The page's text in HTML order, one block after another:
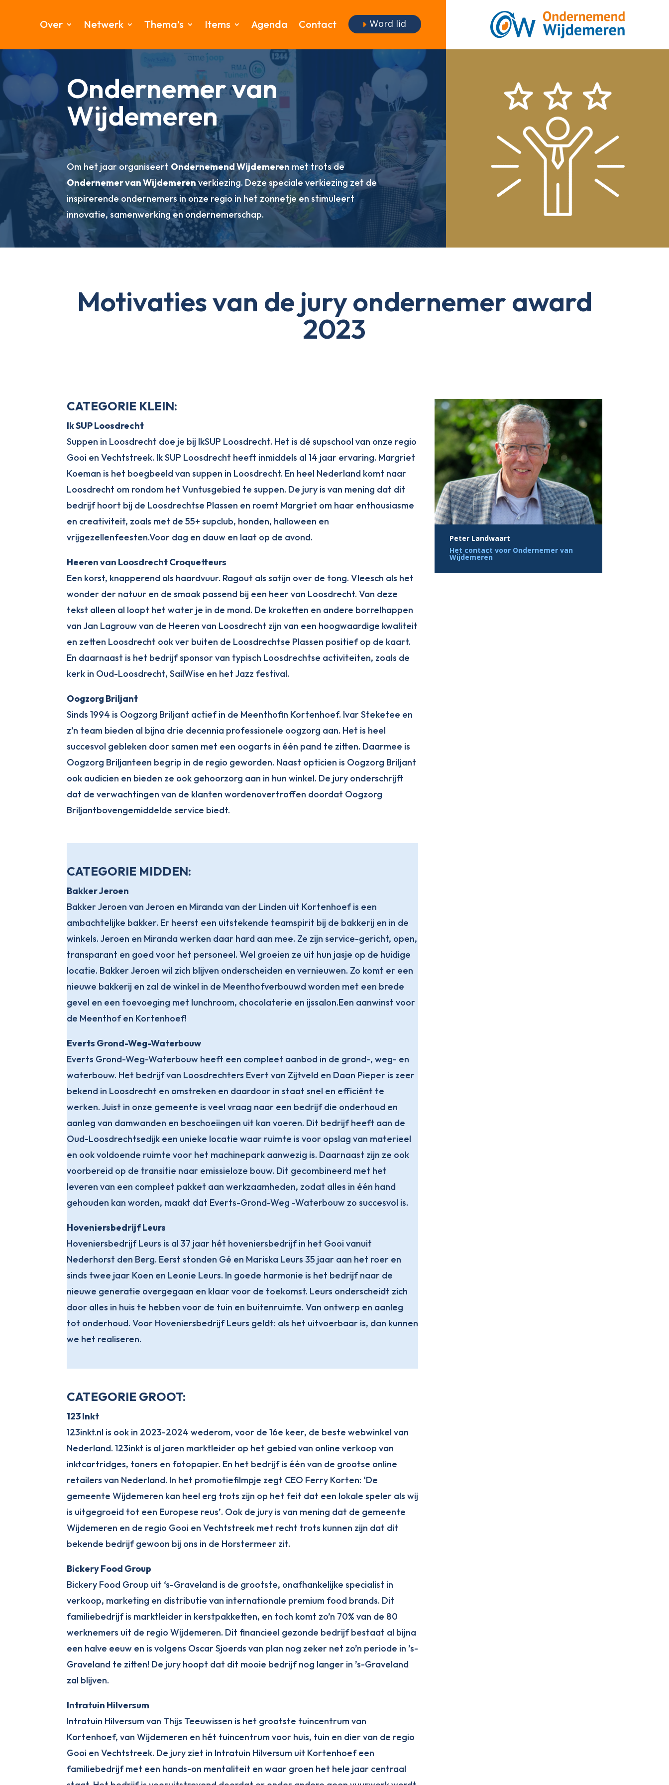
Over Netwerk Thema’s Items Agenda Contact Word lid
Ondernemer van
Wijdemeren
Om het jaar organiseert Ondernemend Wijdemeren met trots de
Ondernemer van Wijdemerenverkiezing. Deze speciale verkiezing zet de
inspirerende ondernemers in onze regio in het zonnetje en stimuleert
innovatie, samenwerking en ondernemerschap.
Motivaties van de jury ondernemer award
2023
CATEGORIE KLEIN:
Ik SUP Loosdrecht
Suppen in Loosdrecht doe je bij IkSUP Loosdrecht. Het is dé supschool van onze regio
Gooi en Vechtstreek. Ik SUP Loosdrecht heeft inmiddels al 14 jaar ervaring. Margriet
Koeman is het boegbeeld van suppen in Loosdrecht. En heel Nederland komt naar
Loosdrecht om rondom het Vuntusgebied te suppen. De jury is van mening dat dit
bedrijf hoort bij de Loosdrechtse Plassen en roemt Margriet om haar enthousiasme
en creativiteit, zoals met de 55+ supclub, honden, halloween en
vrijgezellenfeesten.Voor dag en dauw en laat op de avond.
Heeren van Loosdrecht Croquetteurs
Een korst, knapperend als haardvuur. Ragout als satijn over de tong. Vleesch als het
wonder der natuur en de smaak passend bij een heer van Loosdrecht. Van deze
tekst alleen al loopt het water je in de mond. De kroketten en andere borrelhappen
van Jan Lagrouw van de Heeren van Loosdrecht zijn van een hoogwaardige kwaliteit
en zetten Loosdrecht ook ver buiten de Loosdrechtse Plassen positief op de kaart.
En daarnaast is het bedrijf sponsor van typisch Loosdrechtse activiteiten, zoals de
kerk in Oud-Loosdrecht, SailWise en het Jazz festival.
Oogzorg Briljant
Sinds 1994 is Oogzorg Briljant actief in de Meenthofin Kortenhoef. Ivar Steketee en
z’n team bieden al bijna drie decennia professionele oogzorg aan. Het is heel
succesvol gebleken door samen met een oogarts in één pand te zitten. Daarmee is
Oogzorg Briljanteen begrip in de regio geworden. Naast opticien is Oogzorg Briljant
ook audicien en bieden ze ook gehoorzorg aan in hun winkel. De jury onderschrijft
dat de verwachtingen van de klanten wordenovertroffen doordat Oogzorg
Briljantbovengemiddelde service biedt.
CATEGORIE MIDDEN:
Bakker Jeroen
Bakker Jeroen van Jeroen en Miranda van der Linden uit Kortenhoef is een
ambachtelijke bakker. Er heerst een uitstekende teamspirit bij de bakkerij en in de
winkels. Jeroen en Miranda werken daar hard aan mee. Ze zijn service-gericht, open,
transparant en goed voor het personeel. Wel groeien ze uit hun jasje op de huidige
locatie. Bakker Jeroen wil zich blijven onderscheiden en vernieuwen. Zo komt er een
nieuwe bakkerij en zal de winkel in de Meenthofverbouwd worden met een brede
gevel en een toevoeging met lunchroom, chocolaterie en ijssalon.Een aanwinst voor
de Meenthof en Kortenhoef!
Everts Grond-Weg-Waterbouw
Everts Grond-Weg-Waterbouw heeft een compleet aanbod in de grond-, weg- en
waterbouw. Het bedrijf van Loosdrechters Evert van Zijtveld en Daan Pieper is zeer
bekend in Loosdrecht en omstreken en daardoor in staat snel en efficiënt te
werken. Juist in onze gemeente is veel vraag naar een bedrijf die onderhoud en
aanleg van damwanden en beschoeiingen uit kan voeren. Dit bedrijf heeft aan de
Oud-Loosdrechtsedijk een unieke locatie waar ruimte is voor opslag van materieel
en ook voldoende ruimte voor het machinepark aanwezig is. Daarnaast zijn ze ook
voorbereid op de transitie naar emissieloze bouw. Dit gecombineerd met het
leveren van een compleet pakket aan werkzaamheden, zodat alles in één hand
gehouden kan worden, maakt dat Everts-Grond-Weg -Waterbouw zo succesvol is.
Hoveniersbedrijf Leurs
Hoveniersbedrijf Leurs is al 37 jaar hét hoveniersbedrijf in het Gooi vanuit
Nederhorst den Berg. Eerst stonden Gé en Mariska Leurs 35 jaar aan het roer en
sinds twee jaar Koen en Leonie Leurs. In goede harmonie is het bedrijf naar de
nieuwe generatie overgegaan en klaar voor de toekomst. Leurs onderscheidt zich
door alles in huis te hebben voor de tuin en buitenruimte. Van ontwerp en aanleg
tot onderhoud. Voor Hoveniersbedrijf Leurs geldt: als het uitvoerbaar is, dan kunnen
we het realiseren.
CATEGORIE GROOT:
123 Inkt
123inkt.nl is ook in 2023-2024 wederom, voor de 16e keer, de beste webwinkel van
Nederland. 123inkt is al jaren marktleider op het gebied van online verkoop van
inktcartridges, toners en fotopapier. En het bedrijf is één van de grootse online
retailers van Nederland. In het promotiefilmpje zegt CEO Ferry Korten: ‘De
gemeente Wijdemeren kan heel erg trots zijn op het feit dat een lokale speler als wij
is uitgegroeid tot een Europese reus’. Ook de jury is van mening dat de gemeente
Wijdemeren en de regio Gooi en Vechtstreek met recht trots kunnen zijn dat dit
bekende bedrijf gewoon bij ons in de Horstermeer zit.
Bickery Food Group
Bickery Food Group uit ‘s-Graveland is de grootste, onafhankelijke specialist in
verkoop, marketing en distributie van internationale premium food brands. Dit
familiebedrijf is marktleider in kerstpakketten, en toch komt zo’n 70% van de 80
werknemers uit de regio Wijdemeren. Dit financieel gezonde bedrijf bestaat al bijna
een halve eeuw en is volgens Oscar Sjoerds van plan nog zeker net zo’n periode in ’s-
Graveland te zitten! De jury hoopt dat dit mooie bedrijf nog langer in ’s-Graveland
zal blijven.
Intratuin Hilversum
Intratuin Hilversum van Thijs Teeuwissen is het grootste tuincentrum van
Kortenhoef, van Wijdemeren en hét tuincentrum voor huis, tuin en dier van de regio
Gooi en Vechtstreek. De jury ziet in Intratuin Hilversum uit Kortenhoef een
familiebedrijf met een hands-on mentaliteit en waar groen het hele jaar centraal
Peter Landwaart
Het contact voor Ondernemer van
Wijdemeren